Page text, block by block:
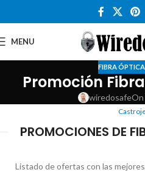
MENU
FIBRA
Promoción
wiredosafeOn
PROMOCIONES DE
Listado de ofertas con las